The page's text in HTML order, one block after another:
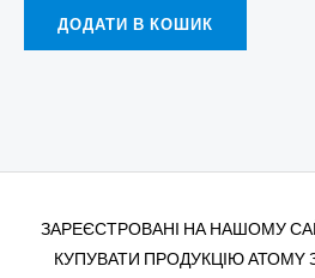
ДОДАТИ В КОШИК
ЗАРЕЄСТРОВАНІ НА НАШОМУ
КУПУВАТИ ПРОДУКЦІЮ АТОМY